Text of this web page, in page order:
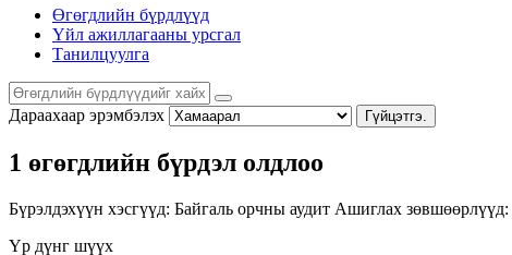
Өгөгдлийн бүрдлүүд
Үйл ажиллагааны урсгал
Танилцуулга
Дараахаар эрэмбэлэх Гүйцэтгэ.
1 өгөгдлийн бүрдэл олдлоо
Бүрэлдэхүүн хэсгүүд: Байгаль орчны аудит Ашиглах зөвшөөрлүүд:
Үр дүнг шүүх